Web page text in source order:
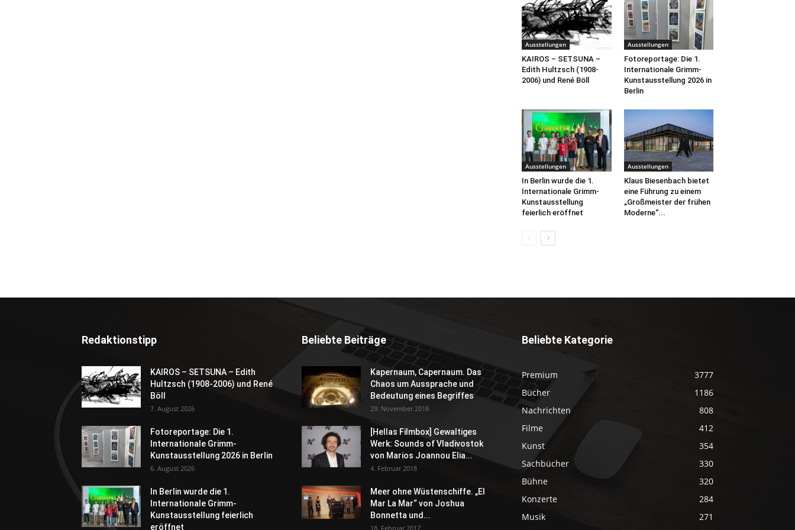
Ausstellungen
KAIROS – SETSUNA –
Edith Hultzsch (1908-
2006) und René Böll
Ausstellungen
Fotoreportage: Die 1.
Internationale Grimm-
Kunstausstellung 2026 in
Berlin
Ausstellungen
In Berlin wurde die 1.
Internationale Grimm-
Kunstausstellung
feierlich eröffnet
Ausstellungen
Klaus Biesenbach bietet
eine Führung zu einem
„Großmeister der frühen
Moderne“...
Redaktionstipp
KAIROS – SETSUNA – Edith
Hultzsch (1908-2006) und René
Böll
7. August 2026
Fotoreportage: Die 1.
Internationale Grimm-
Kunstausstellung 2026 in Berlin
6. August 2026
In Berlin wurde die 1.
Internationale Grimm-
Kunstausstellung feierlich
eröffnet
Beliebte Beiträge
Kapernaum, Capernaum. Das
Chaos um Aussprache und
Bedeutung eines Begriffes
29. November 2018
[Hellas Filmbox] Gewaltiges
Werk: Sounds of Vladivostok
von Marios Joannou Elia...
4. Februar 2018
Meer ohne Wüstenschiffe. „El
Mar La Mar“ von Joshua
Bonnetta und...
18. Februar 2017
Beliebte Kategorie
Premium
3777
Bücher
1186
Nachrichten
808
Filme
412
Kunst
354
Sachbücher
330
Bühne
320
Konzerte
284
Musik
271